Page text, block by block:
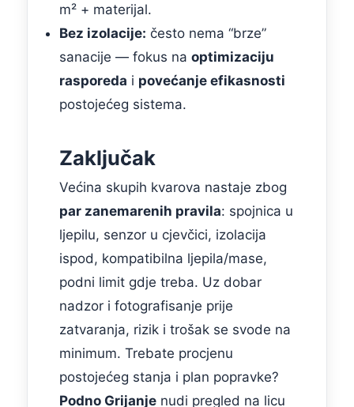
m² + materijal.
Bez izolacije: često nema “brze”
sanacije — fokus na optimizaciju
rasporeda i povećanje efikasnosti
postojećeg sistema.
Zaključak
Većina skupih kvarova nastaje zbog
par zanemarenih pravila: spojnica u
ljepilu, senzor u cjevčici, izolacija
ispod, kompatibilna ljepila/masе,
podni limit gdje treba. Uz dobar
nadzor i fotografisanje prije
zatvaranja, rizik i trošak se svode na
minimum. Trebate procjenu
postojećeg stanja i plan popravke?
Podno Grijanje nudi pregled na licu